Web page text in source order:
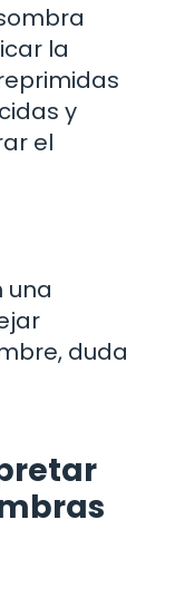
la
y
el
una
duda